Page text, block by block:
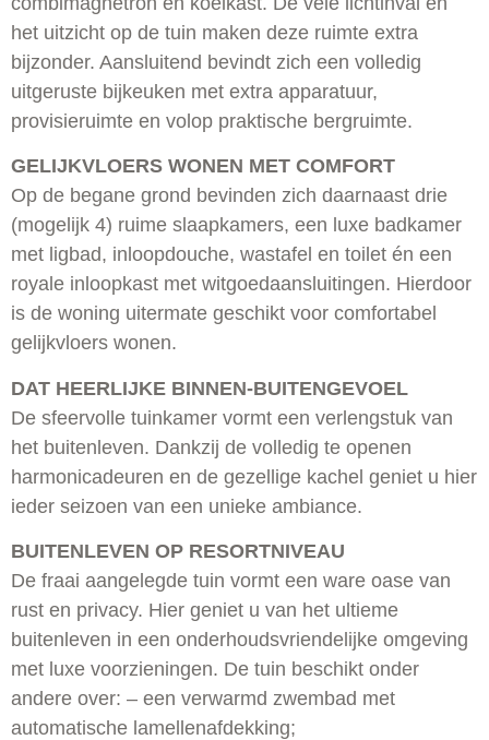
het uitzicht op de tuin maken deze ruimte extra
bijzonder. Aansluitend bevindt zich een volledig
uitgeruste bijkeuken met extra apparatuur,
provisieruimte en volop praktische bergruimte.
GELIJKVLOERS WONEN MET COMFORT
Op de begane grond bevinden zich daarnaast drie
(mogelijk 4) ruime slaapkamers, een luxe badkamer
met ligbad, inloopdouche, wastafel en toilet én een
royale inloopkast met witgoedaansluitingen. Hierdoor
is de woning uitermate geschikt voor comfortabel
gelijkvloers wonen.
DAT HEERLIJKE BINNEN-BUITENGEVOEL
De sfeervolle tuinkamer vormt een verlengstuk van
het buitenleven. Dankzij de volledig te openen
harmonicadeuren en de gezellige kachel geniet u hier
ieder seizoen van een unieke ambiance.
BUITENLEVEN OP RESORTNIVEAU
De fraai aangelegde tuin vormt een ware oase van
rust en privacy. Hier geniet u van het ultieme
buitenleven in een onderhoudsvriendelijke omgeving
met luxe voorzieningen. De tuin beschikt onder
andere over: – een verwarmd zwembad met
automatische lamellenafdekking;